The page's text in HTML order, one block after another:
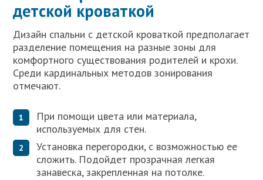
детской кроваткой
Дизайн спальни с детской кроваткой предполагает
разделение помещения на разные зоны для
комфортного существования родителей и крохи.
Среди кардинальных методов зонирования
отмечают.
При помощи цвета или материала,
используемых для стен.
Установка перегородки, с возможностью ее
сложить. Подойдет прозрачная легкая
занавеска, закрепленная на потолке.